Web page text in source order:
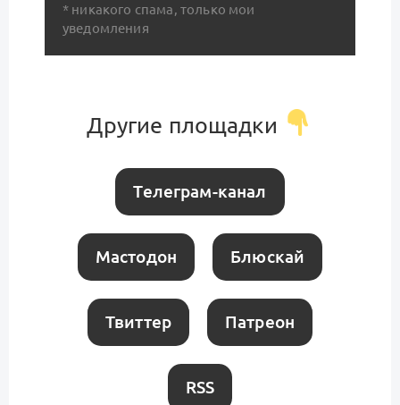
* никакого спама, только мои
уведомления
Другие площадки
Телеграм-канал
Мастодон Блюскай
Твиттер Патреон
RSS